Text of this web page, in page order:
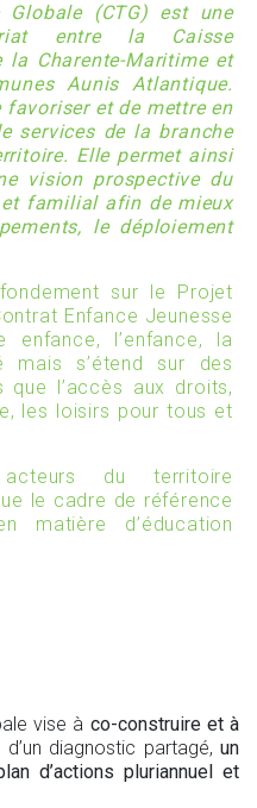
Globale (CTG) est une
entre la Caisse
Charente-Maritime et
Aunis Atlantique.
favoriser et de mettre en
services de la branche
Elle permet ainsi
vision prospective du
familial afin de mieux
le déploiement
sur le Projet
Enfance Jeunesse
l’enfance, la
mais s’étend sur des
que l’accès aux droits,
les loisirs pour tous et
du territoire
le cadre de référence
matière d’éducation
vise à co-construire et à
diagnostic partagé, un
d’actions pluriannuel et